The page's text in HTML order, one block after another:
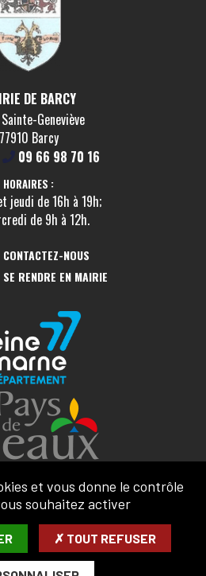
DE BARCY
Geneviève
77910 Barcy
09 66 98 70 16
HORAIRES :
jeudi de 16h à 19h;
de 9h à 12h.
CONTACTEZ-NOUS
SE RENDRE EN MAIRIE
LÉGALES
et vous donne le contrôle
souhaitez activer
✗ TOUT REFUSER